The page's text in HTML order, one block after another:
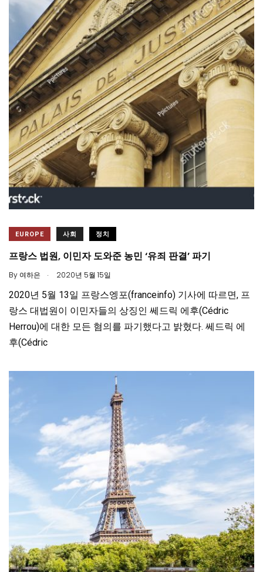
EUROPE 사회 정치
프랑스 법원, 이민자 도와준 농민 ‘유죄 판결’ 파기
By 여하은 . 2020년 5월 15일
2020년 5월 13일 프랑스엥포(franceinfo) 기사에 따르면, 프
랑스 대법원이 이민자들의 상징인 쎄드릭 에후(Cédric
Herrou)에 대한 모든 혐의를 파기했다고 밝혔다. 쎄드릭 에
후(Cédric